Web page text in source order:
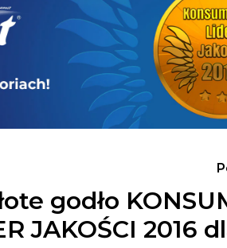
godło
JAKOŚCI 2016